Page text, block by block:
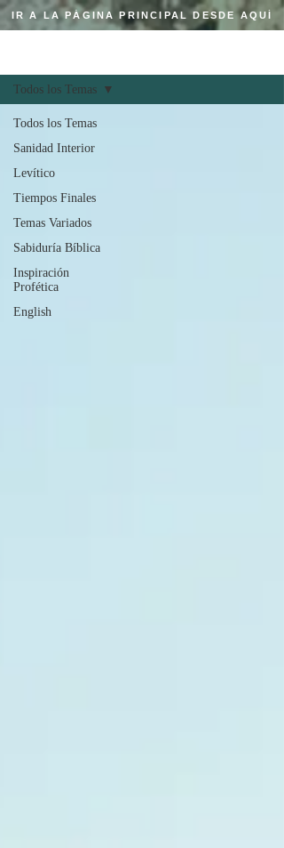
IR A LA PÁGINA PRINCIPAL DESDE AQUÍ
Todos los Temas
Sanidad Interior
Levítico
Tiempos Finales
Temas Variados
Sabiduría Bíblica
Inspiración
Profética
English
Todos los Temas